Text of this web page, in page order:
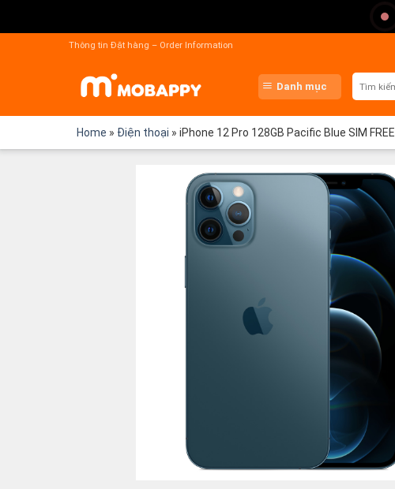
Thông tin Đặt hàng – Order Information
Danh mục
Home » Điện thoại » iPhone 12 Pro 128GB Pacific Blue SIM FREE